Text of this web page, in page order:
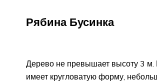
Рябина Бусинка
Дерево не превышает высоту 3 м.
имеет кругловатую форму,